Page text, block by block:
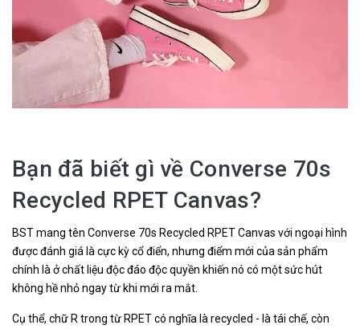
Bạn đã biết gì về Converse 70s
Recycled RPET Canvas?
BST mang tên Converse 70s Recycled RPET Canvas với ngoại hình
được đánh giá là cực kỳ cổ điển, nhưng điểm mới của sản phẩm
chính là ở chất liệu độc đáo độc quyền khiến nó có một sức hút
không hề nhỏ ngay từ khi mới ra mắt.
Cụ thể, chữ R trong từ RPET có nghĩa là recycled - là tái chế, còn